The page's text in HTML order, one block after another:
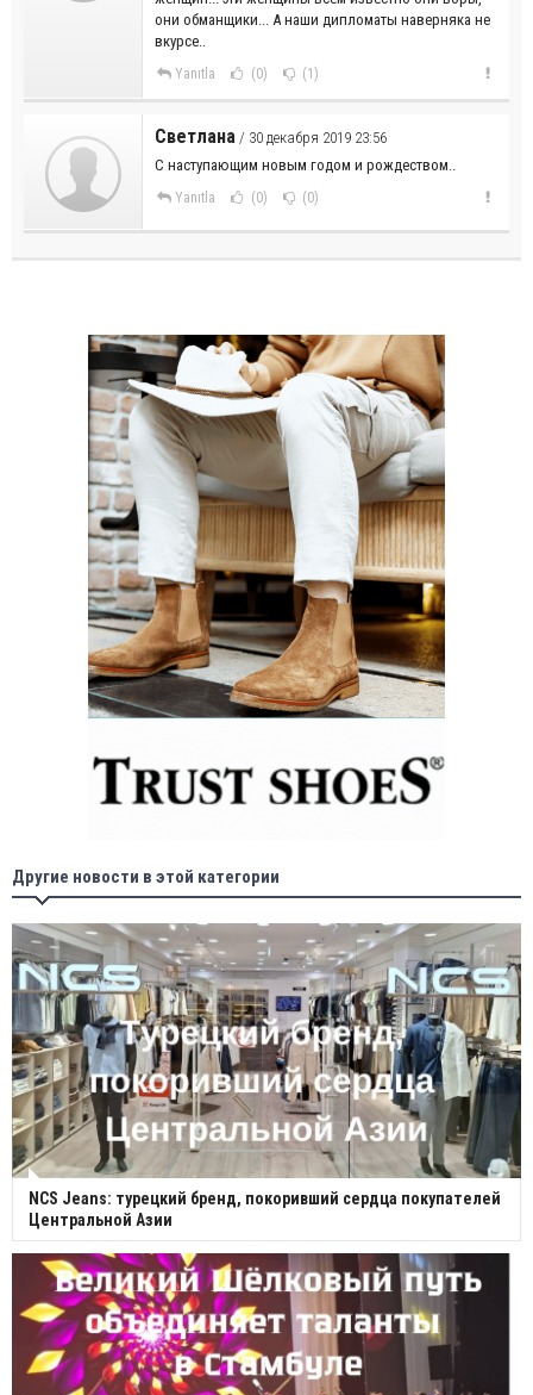
они обманщики... А наши дипломаты наверняка не
вкурсе..
Yanıtla (0) (1)
Светлана / 30 декабря 2019 23:56
С наступающим новым годом и рождеством..
Yanıtla (0) (0)
Другие новости в этой категории
NCS Jeans: турецкий бренд, покоривший сердца покупателей
Центральной Азии